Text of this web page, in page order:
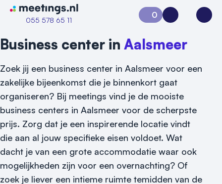
Naar home van Meetings
055 578 65 11
0
Aanvraag 0Inloggen
Business center in Aalsmeer
Zoek jij een business center in Aalsmeer voor een
zakelijke bijeenkomst die je binnenkort gaat
organiseren? Bij meetings vind je de mooiste
business centers in Aalsmeer voor de scherpste
prijs. Zorg dat je een inspirerende locatie vindt
die aan al jouw specifieke eisen voldoet. Wat
dacht je van een grote accommodatie waar ook
mogelijkheden zijn voor een overnachting? Of
zoek je liever een intieme ruimte temidden van de